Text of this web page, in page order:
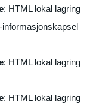
: HTML lokal lagring
informasjonskapsel
: HTML lokal lagring
: HTML lokal lagring